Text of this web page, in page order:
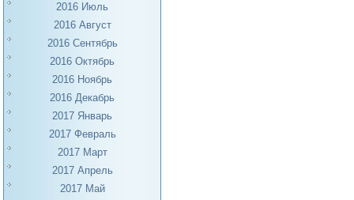
2016 Июль
2016 Август
2016 Сентябрь
2016 Октябрь
2016 Ноябрь
2016 Декабрь
2017 Январь
2017 Февраль
2017 Март
2017 Апрель
2017 Май